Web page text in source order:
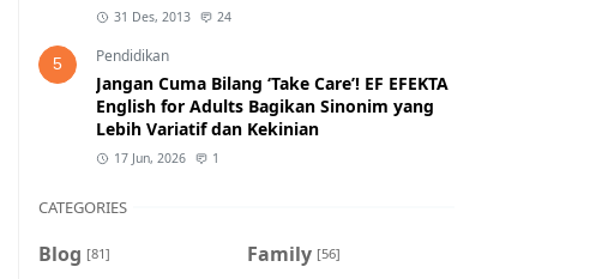
31 Des, 2013 24
5 Pendidikan
Jangan Cuma Bilang ‘Take Care’! EF EFEKTA
English for Adults Bagikan Sinonim yang
Lebih Variatif dan Kekinian
17 Jun, 2026 1
CATEGORIES
Blog [81] Family [56]